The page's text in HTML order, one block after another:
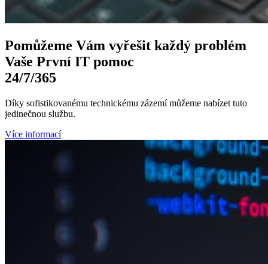
Pomůžeme Vámvyřešit každý problém
Vaše PrvníIT pomoc
24/7/365
Díky sofistikovanému technickému zázemí můžeme nabízet tuto
jedinečnou službu.
Více informací